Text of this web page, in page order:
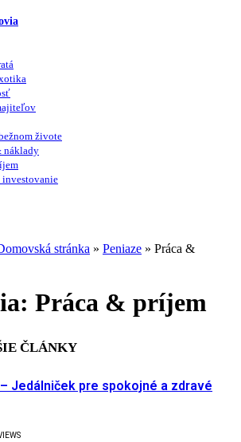
živote
náklady
investovanie
stránka » Peniaze » Práca &
Práca & príjem
ČLÁNKY
– Jedálniček pre spokojné a zdravé